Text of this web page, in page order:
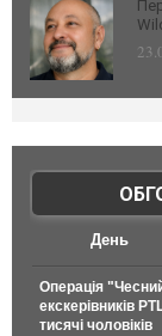
День
Операція
екскерівників
тисячі чоловіків